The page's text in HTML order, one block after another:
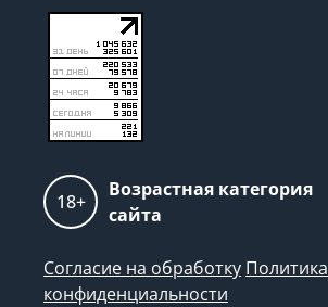
18+
Возрастная категория
сайта
Согласие на обработку Политика
конфиденциальности